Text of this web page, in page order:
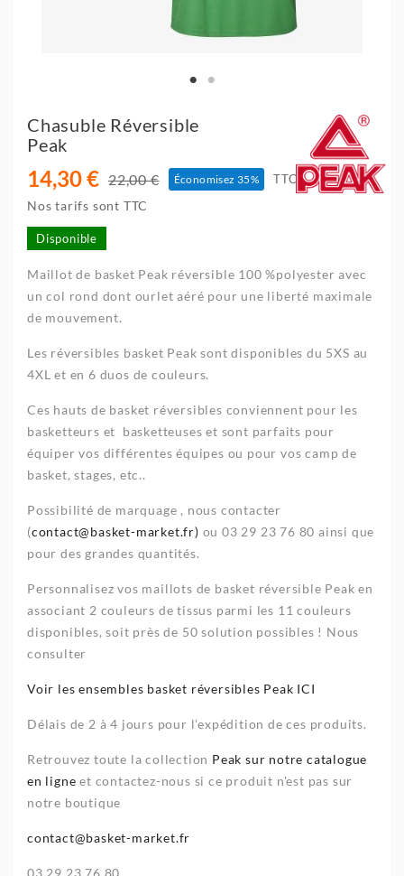
Chasuble Réversible
Peak
14,30 € 22,00 € Économisez 35% TTC
Nos tarifs sont TTC
Disponible
Maillot de basket Peak réversible 100 %polyester avec
un col rond dont ourlet aéré pour une liberté maximale
de mouvement.
Les réversibles basket Peak sont disponibles du 5XS au
4XL et en 6 duos de couleurs.
Ces hauts de basket réversibles conviennent pour les
basketteurs et basketteuses et sont parfaits pour
équiper vos différentes équipes ou pour vos camp de
basket, stages, etc..
Possibilité de marquage , nous contacter
(contact@basket-market.fr) ou 03 29 23 76 80 ainsi que
pour des grandes quantités.
Personnalisez vos maillots de basket réversible Peak en
associant 2 couleurs de tissus parmi les 11 couleurs
disponibles, soit près de 50 solution possibles ! Nous
consulter
Voir les ensembles basket réversibles Peak ICI
Délais de 2 à 4 jours pour l'expédition de ces produits.
Retrouvez toute la collection Peak sur notre catalogue
en ligneet contactez-nous si ce produit n'est pas sur
notre boutique
contact@basket-market.fr
03 29 23 76 80